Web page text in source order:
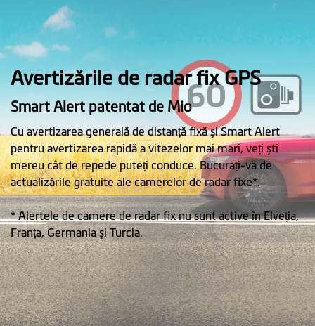
Avertizările de radar fix GPS
Smart Alert patentat de Mio
Cu avertizarea generală de distanță fixă și Smart Alert
pentru avertizarea rapidă a vitezelor mai mari, veți ști
mereu cât de repede puteți conduce. Bucurați-vă de
actualizările gratuite ale camerelor de radar fixe*.
* Alertele de camere de radar fix nu sunt active în Elveția,
Franța, Germania și Turcia.